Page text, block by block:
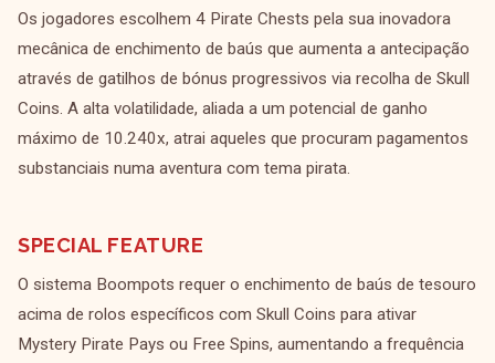
Os jogadores escolhem 4 Pirate Chests pela sua inovadora
mecânica de enchimento de baús que aumenta a antecipação
através de gatilhos de bónus progressivos via recolha de Skull
Coins. A alta volatilidade, aliada a um potencial de ganho
máximo de 10.240x, atrai aqueles que procuram pagamentos
substanciais numa aventura com tema pirata.
SPECIAL FEATURE
O sistema Boompots requer o enchimento de baús de tesouro
acima de rolos específicos com Skull Coins para ativar
Mystery Pirate Pays ou Free Spins, aumentando a frequência